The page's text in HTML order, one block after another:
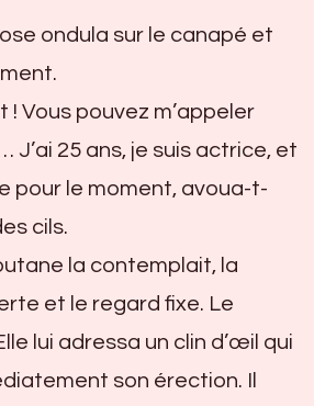
ondula sur le canapé et
Vous pouvez m’appeler
J’ai 25 ans, je suis actrice, et
pour le moment, avoua-t-
cils.
la contemplait, la
et le regard fixe. Le
lui adressa un clin d’œil qui
son érection. Il